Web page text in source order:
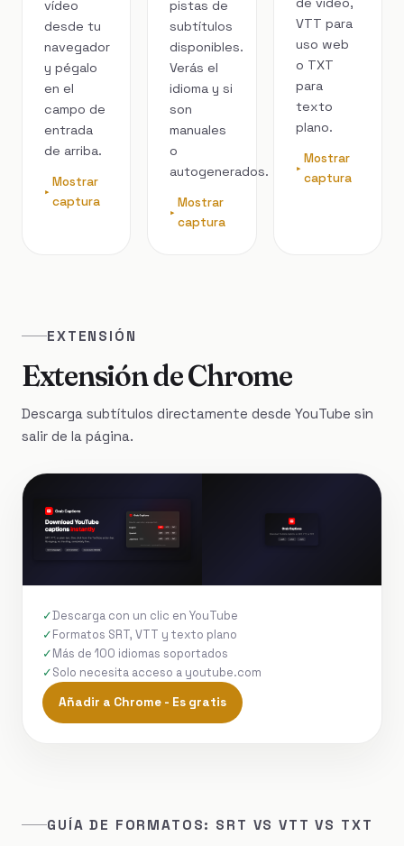
vídeo
desde tu
navegador
y pégalo
en el
campo de
entrada
de arriba.
Mostrar
captura
pistas de
subtítulos
disponibles.
Verás el
idioma y si
son
manuales
o
autogenerados.
Mostrar
captura
VTT para
uso web
o TXT
para
texto
plano.
Mostrar
captura
EXTENSIÓN
Extensión de Chrome
Descarga subtítulos directamente desde YouTube sin
salir de la página.
Descarga con un clic en YouTube
Formatos SRT, VTT y texto plano
Más de 100 idiomas soportados
Solo necesita acceso a youtube.com
Añadir a Chrome - Es gratis
GUÍA DE FORMATOS: SRT VS VTT VS TXT